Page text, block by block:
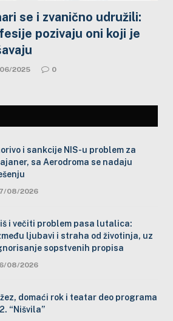
se i zvanično udružili:
pozivaju oni koji je
2025 0
i sankcije NIS-u problem za
sa Aerodroma se nadaju
08/2026
i večiti problem pasa lutalica:
ljubavi i straha od životinja, uz
sopstvenih propisa
08/2026
domaći rok i teatar deo programa
“Nišvila”